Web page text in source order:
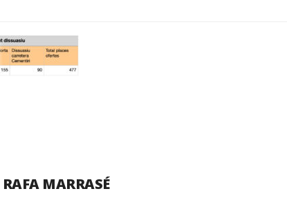
RAFA MARRASÉ